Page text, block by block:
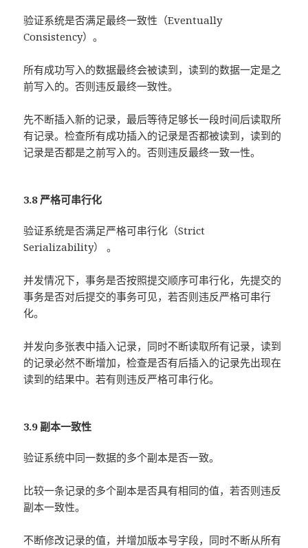
验证系统是否满足最终一致性（Eventually
Consistency）。
所有成功写入的数据最终会被读到，读到的数据一定是之
前写入的。否则违反最终一致性。
先不断插入新的记录，最后等待足够长一段时间后读取所
有记录。检查所有成功插入的记录是否都被读到，读到的
记录是否都是之前写入的。否则违反最终一致一性。
3.8 严格可串行化
验证系统是否满足严格可串行化（Strict
Serializability） 。
并发情况下，事务是否按照提交顺序可串行化，先提交的
事务是否对后提交的事务可见，若否则违反严格可串行
化。
并发向多张表中插入记录，同时不断读取所有记录，读到
的记录必然不断增加，检查是否有后插入的记录先出现在
读到的结果中。若有则违反严格可串行化。
3.9 副本一致性
验证系统中同一数据的多个副本是否一致。
比较一条记录的多个副本是否具有相同的值，若否则违反
副本一致性。
不断修改记录的值，并增加版本号字段，同时不断从所有